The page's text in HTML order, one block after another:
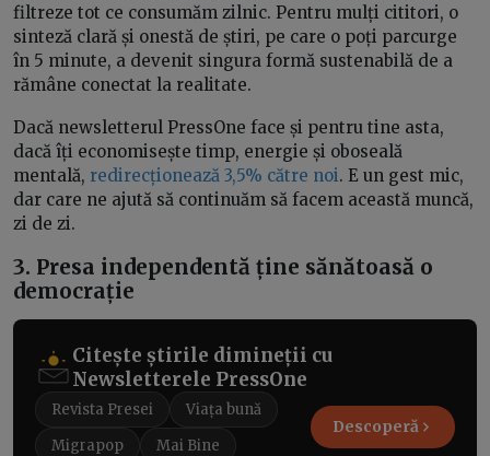
filtreze tot ce consumăm zilnic. Pentru mulți cititori, o
sinteză clară și onestă de știri, pe care o poți parcurge
în 5 minute, a devenit singura formă sustenabilă de a
rămâne conectat la realitate.
Dacă newsletterul PressOne face și pentru tine asta,
dacă îți economisește timp, energie și oboseală
mentală, redirecționează 3,5% către noi. E un gest mic,
dar care ne ajută să continuăm să facem această muncă,
zi de zi.
3. Presa independentă ține sănătoasă o
democrație
Citește știrile dimineții cu
Newsletterele PressOne
Revista Presei
Viața bună
Migrapop
Mai Bine
Descoperă